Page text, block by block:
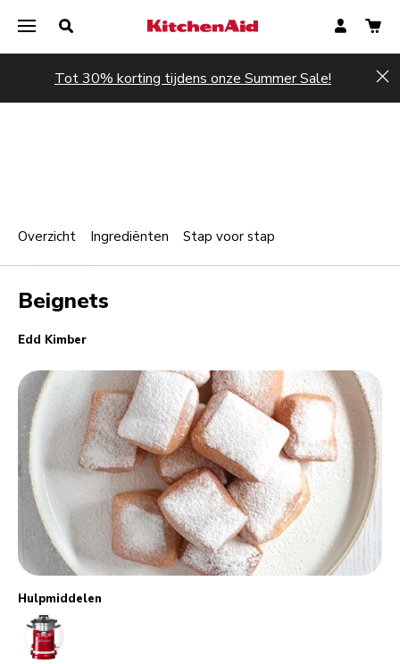
Tot 30% korting tijdens onze Summer Sale!
Hulpmiddelen
CookProcessor
DESSERTS
Beignets
Edd Kimber
Overzicht Ingrediënten Stap voor stap